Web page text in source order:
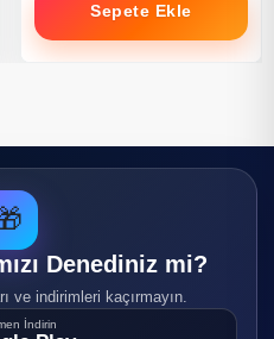
Sepete Ekle
Denediniz mi?
ve indirimleri kaçırmayın.
İndirin